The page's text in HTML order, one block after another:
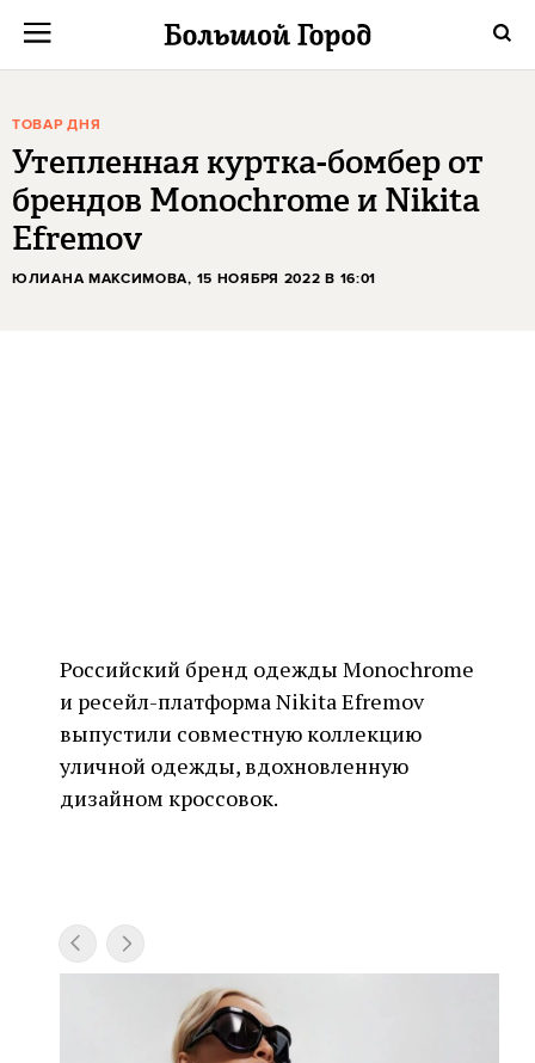
ТОВАР ДНЯ
Утепленная куртка-бомбер от
брендов Monochrome и Nikita
Efremov
ЮЛИАНА МАКСИМОВА, 15 НОЯБРЯ 2022 В 16:01
Российский бренд одежды Monochrome
и ресейл-платформа Nikita Efremov
выпустили совместную коллекцию
уличной одежды, вдохновленную
дизайном кроссовок.